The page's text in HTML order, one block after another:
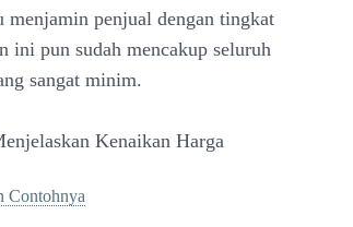
menjamin penjual dengan tingkat
ini pun sudah mencakup seluruh
sangat minim.
Kenaikan Harga
Contohnya